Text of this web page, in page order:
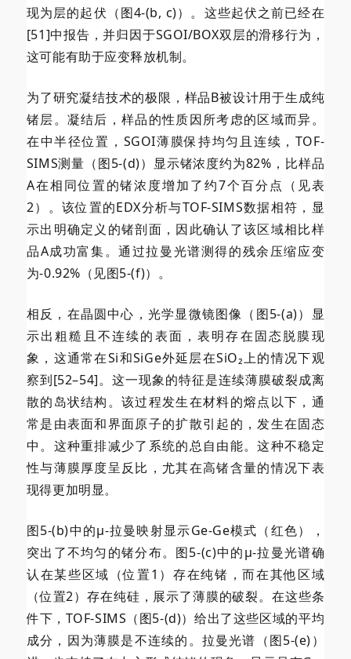
现为层的起伏（图4-(b, c)）。这些起伏之前已经在
[51]中报告，并归因于SGOI/BOX双层的滑移行为，
这可能有助于应变释放机制。
为了研究凝结技术的极限，样品B被设计用于生成纯
锗层。凝结后，样品的性质因所考虑的区域而异。
在中半径位置，SGOI薄膜保持均匀且连续，TOF-
SIMS测量（图5-(d)）显示锗浓度约为82%，比样品
A在相同位置的锗浓度增加了约7个百分点（见表
2）。该位置的EDX分析与TOF-SIMS数据相符，显
示出明确定义的锗剖面，因此确认了该区域相比样
品A成功富集。通过拉曼光谱测得的残余压缩应变
为-0.92%（见图5-(f)）。
相反，在晶圆中心，光学显微镜图像（图5-(a)）显
示出粗糙且不连续的表面，表明存在固态脱膜现
象，这通常在Si和SiGe外延层在SiO₂上的情况下观
察到[52–54]。这一现象的特征是连续薄膜破裂成离
散的岛状结构。该过程发生在材料的熔点以下，通
常是由表面和界面原子的扩散引起的，发生在固态
中。这种重排减少了系统的总自由能。这种不稳定
性与薄膜厚度呈反比，尤其在高锗含量的情况下表
现得更加明显。
图5-(b)中的µ-拉曼映射显示Ge-Ge模式（红色），
突出了不均匀的锗分布。图5-(c)中的µ-拉曼光谱确
认在某些区域（位置1）存在纯锗，而在其他区域
（位置2）存在纯硅，展示了薄膜的破裂。在这些条
件下，TOF-SIMS（图5-(d)）给出了这些区域的平均
成分，因为薄膜是不连续的。拉曼光谱（图5-(e)）